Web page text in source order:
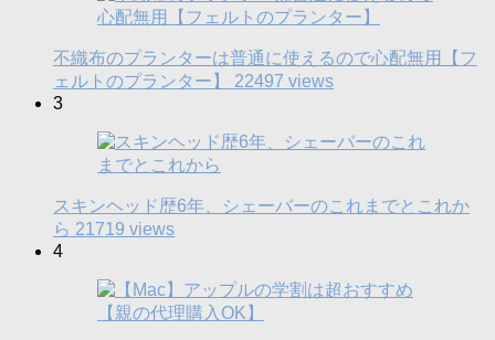
不織布のプランターは普通に使えるので心配無用【フ
ェルトのプランター】 22497 views
3
スキンヘッド歴6年、シェーバーのこれまでとこれか
ら 21719 views
4